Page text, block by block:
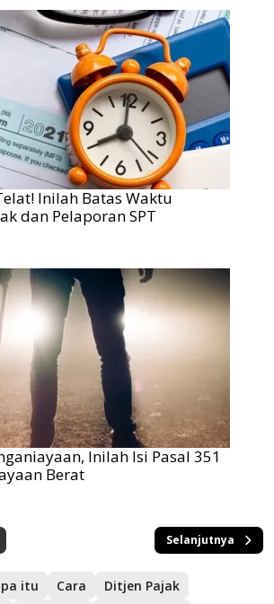
Inilah Batas Waktu
dan Pelaporan SPT
Inilah Isi Pasal 351
Berat
Selanjutnya
itu Cara
Ditjen Pajak